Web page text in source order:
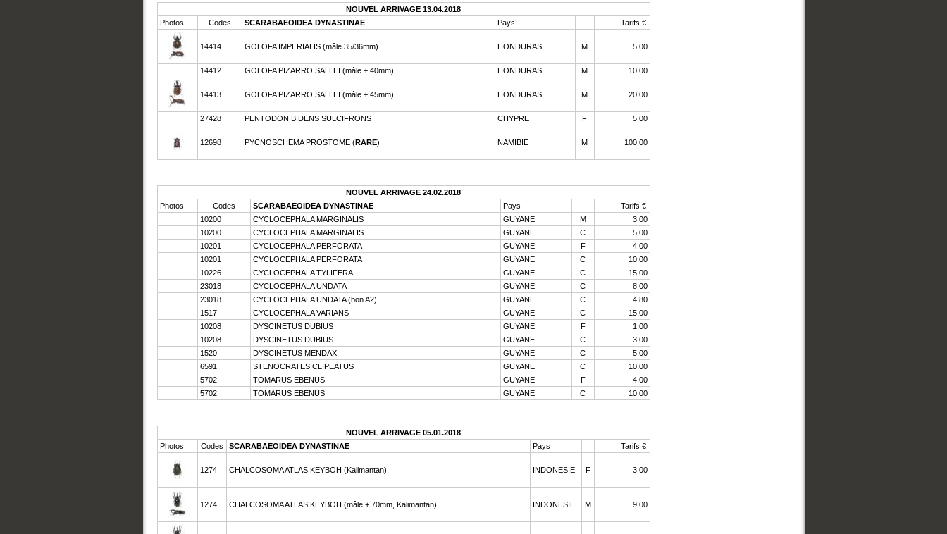
NOUVEL ARRIVAGE 13.04.2018
Photos
Codes SCARABAEOIDEA DYNASTINAE Pays Tarifs €
14414 GOLOFA IMPERIALIS (mâle 35/36mm) HONDURAS M 5,00
14412 GOLOFA PIZARRO SALLEI (mâle + 40mm) HONDURAS M 10,00
14413 GOLOFA PIZARRO SALLEI (mâle + 45mm) HONDURAS M 20,00
27428 PENTODON BIDENS SULCIFRONS CHYPRE F 5,00
12698 PYCNOSCHEMA PROSTOME (RARE) NAMIBIE M 100,00
NOUVEL ARRIVAGE 24.02.2018
Photos
Codes SCARABAEOIDEA DYNASTINAE Pays
Tarifs €
10200
CYCLOCEPHALA MARGINALIS GUYANE M
3,00
10200
CYCLOCEPHALA MARGINALIS GUYANE C
5,00
10201
CYCLOCEPHALA PERFORATA GUYANE F
4,00
10201
CYCLOCEPHALA PERFORATA GUYANE C
10,00
10226
CYCLOCEPHALA TYLIFERA GUYANE C
15,00
23018
CYCLOCEPHALA UNDATA GUYANE C
8,00
23018
CYCLOCEPHALA UNDATA (bon A2) GUYANE C
4,80
1517
CYCLOCEPHALA VARIANS GUYANE C
15,00
10208
DYSCINETUS DUBIUS GUYANE F
1,00
10208
DYSCINETUS DUBIUS GUYANE C
3,00
1520
DYSCINETUS MENDAX GUYANE C
5,00
6591
STENOCRATES CLIPEATUS GUYANE C
10,00
5702
TOMARUS EBENUS GUYANE F
4,00
5702
TOMARUS EBENUS GUYANE C 10,00
NOUVEL ARRIVAGE 05.01.2018
Photos
Codes SCARABAEOIDEA DYNASTINAE Pays Tarifs €
1274 CHALCOSOMA ATLAS KEYBOH (Kalimantan) INDONESIE F 3,00
1274 CHALCOSOMA ATLAS KEYBOH (mâle + 70mm, Kalimantan) INDONESIE M 9,00